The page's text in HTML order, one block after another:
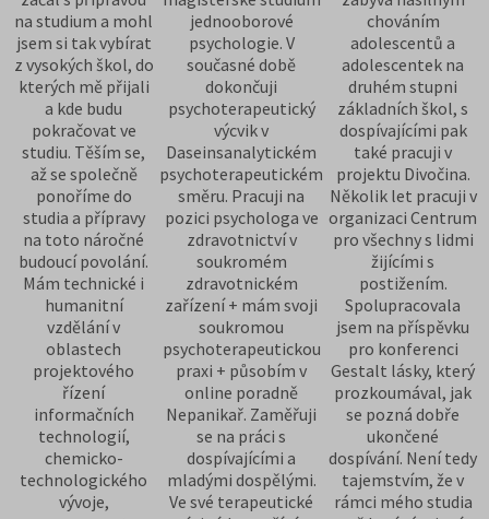
na studium a mohl
jsem si tak vybírat
z vysokých škol, do
kterých mě přijali
a kde budu
pokračovat ve
studiu. Těším se,
až se společně
ponoříme do
studia a přípravy
na toto náročné
budoucí povolání.
Mám technické i
humanitní
vzdělání v
oblastech
projektového
řízení
informačních
technologií,
chemicko-
technologického
vývoje,
jednooborové
psychologie. V
současné době
dokončuji
psychoterapeutický
výcvik v
Daseinsanalytickém
psychoterapeutickém
směru. Pracuji na
pozici psychologa ve
zdravotnictví v
soukromém
zdravotnickém
zařízení + mám svoji
soukromou
psychoterapeutickou
praxi + působím v
online poradně
Nepanikař. Zaměřuji
se na práci s
dospívajícími a
mladými dospělými.
Ve své terapeutické
chováním
adolescentů a
adolescentek na
druhém stupni
základních škol, s
dospívajícími pak
také pracuji v
projektu Divočina.
Několik let pracuji v
organizaci Centrum
pro všechny s lidmi
žijícími s
postižením.
Spolupracovala
jsem na příspěvku
pro konferenci
Gestalt lásky, který
prozkoumával, jak
se pozná dobře
ukončené
dospívání. Není tedy
tajemstvím, že v
rámci mého studia